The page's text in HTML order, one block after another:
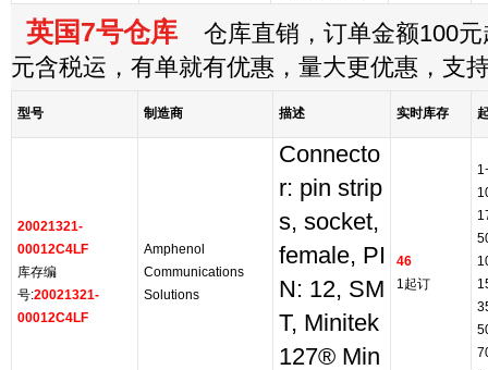
英国7号仓库 仓库直销，订单金额100元
元含税运，有单就有优惠，量大更优惠，支
型号 制造商 描述 实时库存
20021321-
00012C4LF
库存编
号:20021321-
00012C4LF
Amphenol
Communications
Solutions
Connecto
r: pin strip
s, socket,
female, PI
N: 12, SM
T, Minitek
127® Min
46
1起订